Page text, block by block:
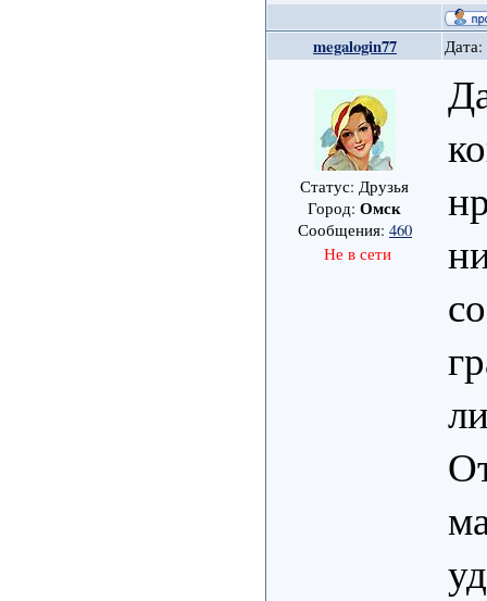
megalogin77 Дата:
Статус: Друзья
Город:Омск
Сообщения: 460
Не в сети